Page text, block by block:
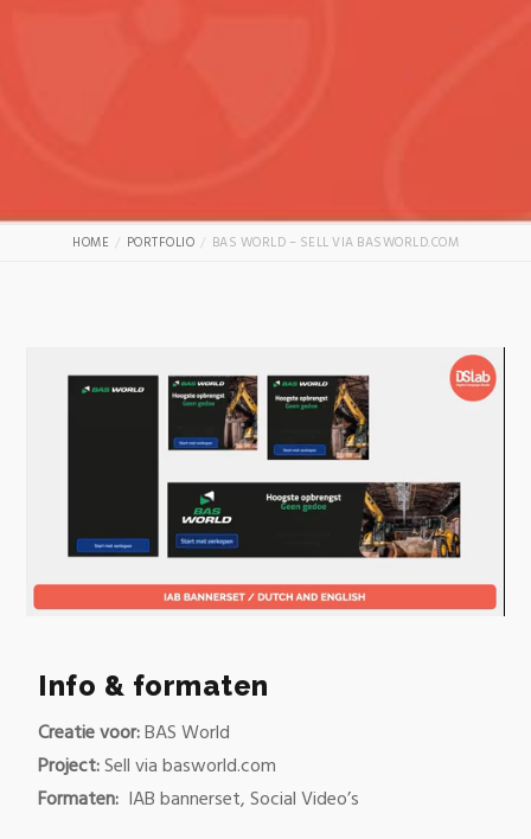
HOME PORTFOLIO BAS WORLD – SELL VIA BASWORLD.COM
seconds
Info & formaten
Creatie voor:BAS World
Project:Sell via basworld.com
Formaten: IAB bannerset, Social Video’s